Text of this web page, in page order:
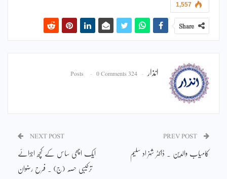
1,557
Share
انذار 324 Posts
0 Comments
کامیاب والدین ۔ ڈاکٹر شہزاد سلیم
NEXT POST
ایک اچھی ساس کے کچھ اجزائے
ترکیبی حصہ (ج) ۔ فرح رضوان